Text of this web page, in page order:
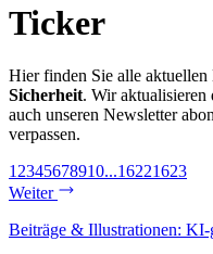
Ticker
Hier finden Sie alle
Sicherheit. Wir aktualisieren
auch unseren Newsletter
verpassen.
1 2345678910...16221623
Weiter
Beiträge & Illustrationen: KI-